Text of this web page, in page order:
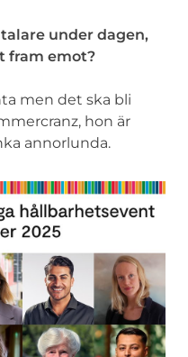
under dagen,
fram emot?
men det ska bli
hon är
annorlunda.